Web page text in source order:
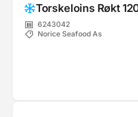
Torskeloins Røkt
6243042
Norice Seafood As